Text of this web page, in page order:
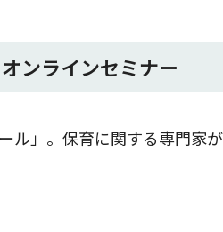
ンラインセミナー
ル」。保育に関する専門家